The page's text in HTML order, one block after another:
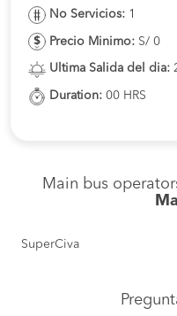
No Servicios: 1
Precio Minimo: S/ 0
Ultima Salida del dia:
Duration: 00 HRS
Main bus
SuperCiva